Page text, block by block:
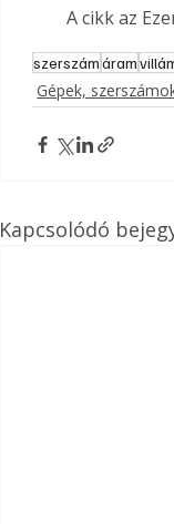
A cikk az
szerszámáram
Gépek,
Kapcsolódó